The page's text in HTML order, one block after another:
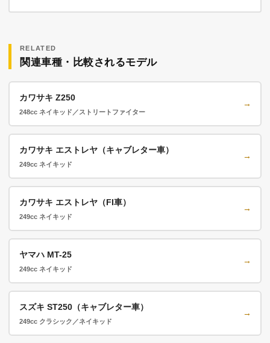
RELATED
関連車種・比較されるモデル
カワサキ Z250
248cc ネイキッド／ストリートファイター
→
カワサキ エストレヤ（キャブレター車）
249cc ネイキッド
→
カワサキ エストレヤ（FI車）
249cc ネイキッド
→
ヤマハ MT-25
249cc ネイキッド
→
スズキ ST250（キャブレター車）
249cc クラシック／ネイキッド
→